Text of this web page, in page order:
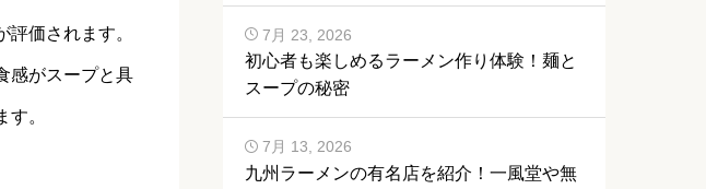
価されます。
感がスープと具
。
初心者も楽しめるラーメン作り体験！麺と
スープの秘密
7月 23, 2026
九州ラーメンの有名店を紹介！一風堂や無
7月 13, 2026